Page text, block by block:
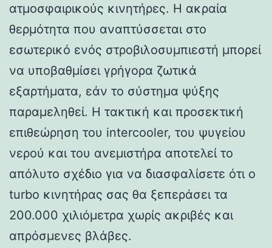
ατμοσφαιρικούς κινητήρες. Η ακραία
θερμότητα που αναπτύσσεται στο
εσωτερικό ενός στροβιλοσυμπιεστή μπορεί
να υποβαθμίσει γρήγορα ζωτικά
εξαρτήματα, εάν το σύστημα ψύξης
παραμεληθεί. Η τακτική και προσεκτική
επιθεώρηση του intercooler, του ψυγείου
νερού και του ανεμιστήρα αποτελεί το
απόλυτο σχέδιο για να διασφαλίσετε ότι ο
turbo κινητήρας σας θα ξεπεράσει τα
200.000 χιλιόμετρα χωρίς ακριβές και
απρόσμενες βλάβες.